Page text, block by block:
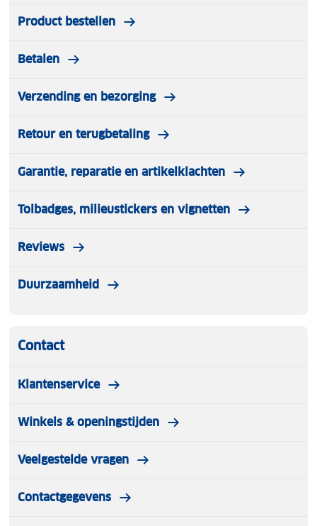
Product bestellen
Betalen
Verzending en bezorging
Retour en terugbetaling
Garantie, reparatie en artikelklachten
Tolbadges, milieustickers en vignetten
Reviews
Duurzaamheid
Contact
Klantenservice
Winkels & openingstijden
Veelgestelde vragen
Contactgegevens